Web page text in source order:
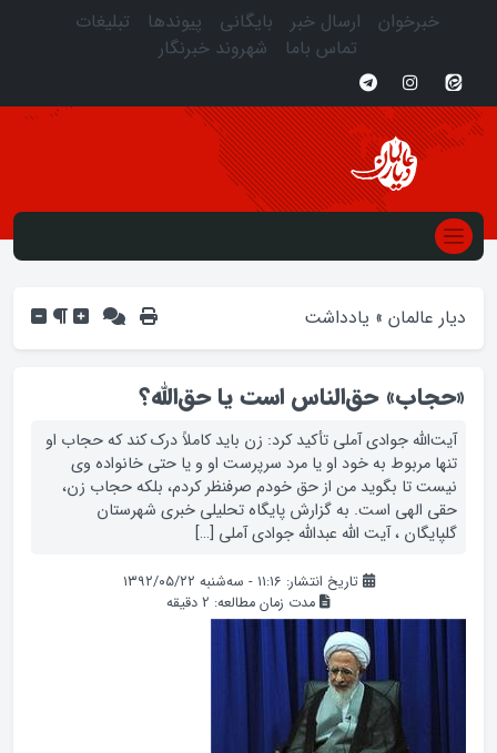
خبرخوان ارسال خبر بایگانی پیوندها
تبلیغات
تماس باما
شهروند خبرنگار
دیار عالمان » یادداشت
«حجاب» حق‌الناس است یا حق‌الله؟
آیت‌الله جوادی آملی تأکید کرد: زن باید کاملاً درک کند که حجاب او
تنها ‏مربوط به خود او یا مرد سرپرست او و یا حتی خانواده وی
نیست تا بگوید من از حق خودم صرف‏نظر کردم، بلکه حجاب زن،
حقى الهى است. به گزارش پایگاه تحلیلی خبری شهرستان
گلپایگان ، آیت الله عبدالله جوادی آملی […]
تاریخ انتشار: ۱۱:۱۶ - سه‌شنبه ۱۳۹۲/۰۵/۲۲
مدت زمان مطالعه: 2 دقیقه